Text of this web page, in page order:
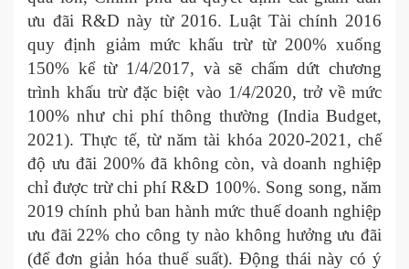
ưu đãi R&D này từ 2016. Luật Tài chính 2016
quy định giảm mức khấu trừ từ 200% xuống
150% kể từ 1/4/2017, và sẽ chấm dứt chương
trình khấu trừ đặc biệt vào 1/4/2020, trở về mức
100% như chi phí thông thường (India Budget,
2021). Thực tế, từ năm tài khóa 2020-2021, chế
độ ưu đãi 200% đã không còn, và doanh nghiệp
chỉ được trừ chi phí R&D 100%. Song song, năm
2019 chính phủ ban hành mức thuế doanh nghiệp
ưu đãi 22% cho công ty nào không hưởng ưu đãi
(để đơn giản hóa thuế suất). Động thái này có ý